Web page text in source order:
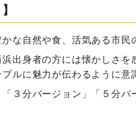
な自然や食、活気ある市民
出身者の方には懐かしさ
ルに魅力が伝わるように意
「３分バージョン」「５分バ